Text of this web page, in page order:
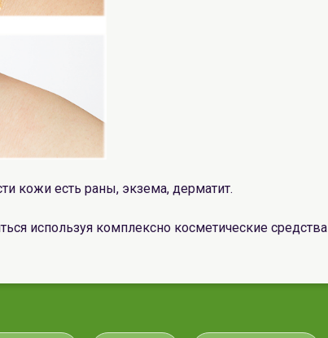
кожи есть раны, экзема, дерматит.
используя комплексно косметические средства